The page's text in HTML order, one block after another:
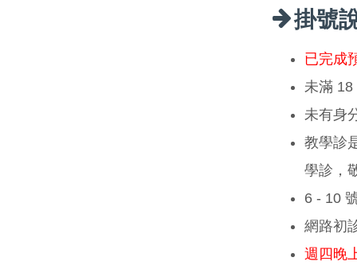
掛號
已完成
未滿 18
未有身
教學診
學診，
6 - 10
網路初
週四晚